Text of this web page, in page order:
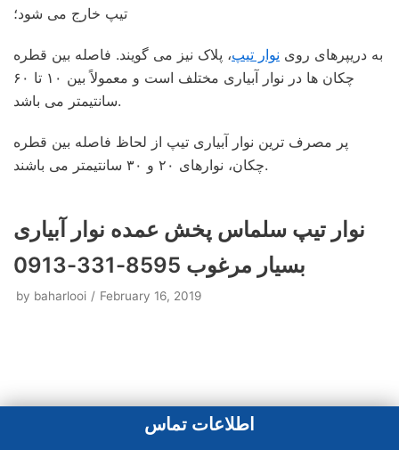
تیپ خارج می شود؛
به دریپرهای روی نوار تیپ، پلاک نیز می گویند. فاصله بین قطره
چکان ها در نوار آبیاری مختلف است و معمولاً بین ۱۰ تا ۶۰
سانتیمتر می باشد.
پر مصرف ترین نوار آبیاری تیپ از لحاظ فاصله بین قطره
چکان، نوارهای ۲۰ و ۳۰ سانتیمتر می باشند.
نوار تیپ سلماس پخش عمده نوار آبیاری
بسیار مرغوب 8595-331-0913
by baharlooi February 16, 2019
اطلاعات تماس